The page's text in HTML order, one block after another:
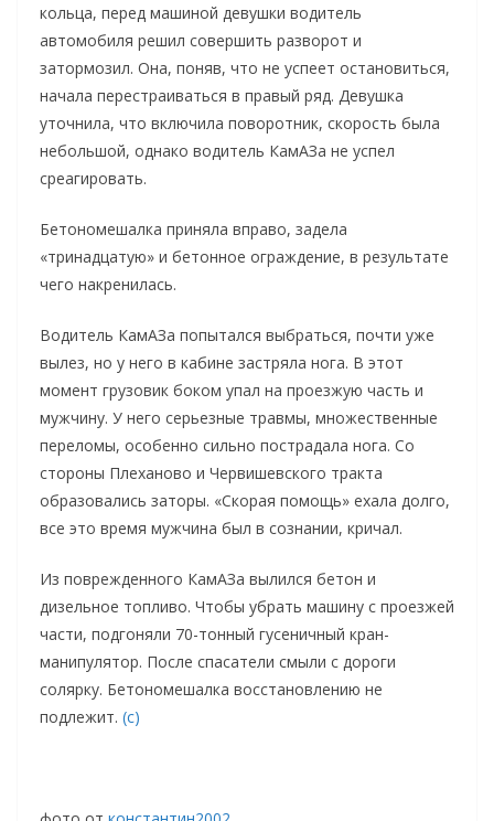
кольца, перед машиной девушки водитель
автомобиля решил совершить разворот и
затормозил. Она, поняв, что не успеет остановиться,
начала перестраиваться в правый ряд. Девушка
уточнила, что включила поворотник, скорость была
небольшой, однако водитель КамАЗа не успел
среагировать.
Бетономешалка приняла вправо, задела
«тринадцатую» и бетонное ограждение, в результате
чего накренилась.
Водитель КамАЗа попытался выбраться, почти уже
вылез, но у него в кабине застряла нога. В этот
момент грузовик боком упал на проезжую часть и
мужчину. У него серьезные травмы, множественные
переломы, особенно сильно пострадала нога. Со
стороны Плеханово и Червишевского тракта
образовались заторы. «Скорая помощь» ехала долго,
все это время мужчина был в сознании, кричал.
Из поврежденного КамАЗа вылился бетон и
дизельное топливо. Чтобы убрать машину с проезжей
части, подгоняли 70-тонный гусеничный кран-
манипулятор. После спасатели смыли с дороги
солярку. Бетономешалка восстановлению не
подлежит. (с)